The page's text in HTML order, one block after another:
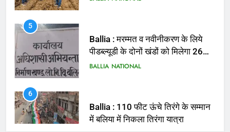
करोड़
BALLIA NATIONAL
6
BALLIA NATIONAL